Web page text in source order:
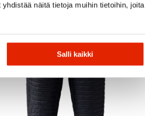
näitä tietoja muihin tietoihin, joita
Salli kaikki